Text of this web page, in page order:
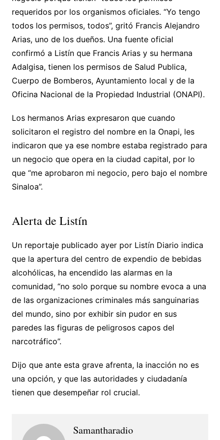
requeridos por los organismos oficiales. “Yo tengo
todos los permisos, todos”, gritó Francis Alejandro
Arias, uno de los dueños. Una fuente oficial
confirmó a Listín que Francis Arias y su hermana
Adalgisa, tienen los permisos de Salud Publica,
Cuerpo de Bomberos, Ayuntamiento local y de la
Oficina Nacional de la Propiedad Industrial (ONAPI).
Los hermanos Arias expresaron que cuando
solicitaron el registro del nombre en la Onapi, les
indicaron que ya ese nombre estaba registrado para
un negocio que opera en la ciudad capital, por lo
que “me aprobaron mi negocio, pero bajo el nombre
Sinaloa”.
Alerta de Listín
Un reportaje publicado ayer por Listín Diario indica
que la apertura del centro de expendio de bebidas
alcohólicas, ha encendido las alarmas en la
comunidad, “no solo porque su nombre evoca a una
de las organizaciones criminales más sanguinarias
del mundo, sino por exhibir sin pudor en sus
paredes las figuras de peligrosos capos del
narcotráfico”.
Dijo que ante esta grave afrenta, la inacción no es
una opción, y que las autoridades y ciudadanía
tienen que desempeñar rol crucial.
Samantharadio